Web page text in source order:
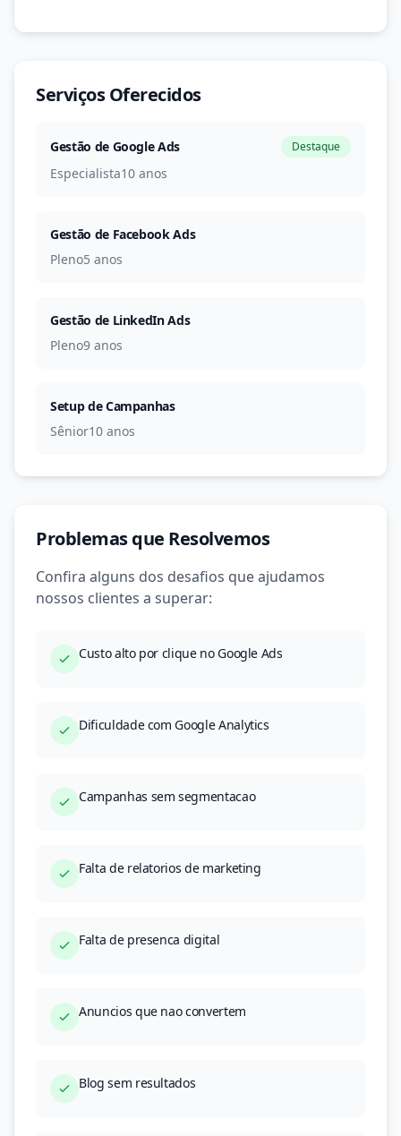
Serviços Oferecidos
Gestão de Google Ads Destaque
Especialista10 anos
Gestão de Facebook Ads
Pleno5 anos
Gestão de LinkedIn Ads
Pleno9 anos
Setup de Campanhas
Sênior10 anos
Problemas que Resolvemos
Confira alguns dos desafios que ajudamos
nossos clientes a superar:
Custo alto por clique no Google Ads
Dificuldade com Google Analytics
Campanhas sem segmentacao
Falta de relatorios de marketing
Falta de presenca digital
Anuncios que nao convertem
Blog sem resultados